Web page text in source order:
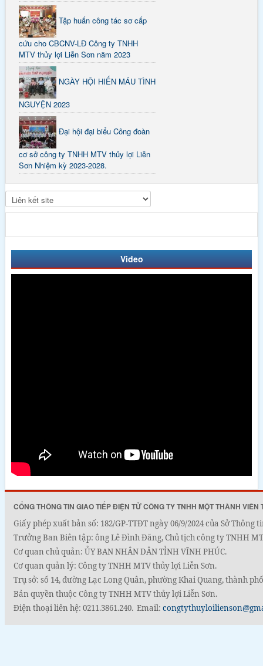
Tập huấn công tác sơ cấp
cứu cho CBCNV-LĐ Công ty TNHH
MTV thủy lợi Liễn Sơn năm 2023
NGÀY HỘI HIẾN MÁU TÌNH
NGUYỆN 2023
Đại hội đại biểu Công đoàn
cơ sở công ty TNHH MTV thủy lợi Liễn
Sơn Nhiệm kỳ 2023-2028.
Video
CỔNG THÔNG TIN GIAO TIẾP ĐIỆN TỬ CÔNG TY TNHH MỘT THÀNH VIÊN
Giấy phép xuất bản số: 182/GP-TTĐT ngày 06/9/2024 của Sở
Trưởng Ban Biên tập: ông Lê Đình Đăng, Chủ tịch công ty TNHH
Cơ quan chủ quản: ỦY BAN NHÂN DÂN TỈNH VĨNH PHÚC.
Cơ quan quản lý: Công ty TNHH MTV thủy lợi Liễn Sơn.
Trụ sở: số 14, đường Lạc Long Quân, phường Khai Quang, thành
Bản quyền thuộc Công ty TNHH MTV thủy lợi Liễn Sơn.
Điện thoại liên hệ: 0211.3861.240. Email: